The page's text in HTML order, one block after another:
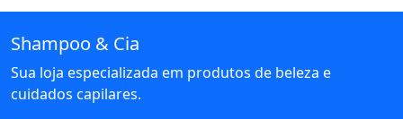
Shampoo & Cia
Sua loja especializada em produtos de beleza e
cuidados capilares.